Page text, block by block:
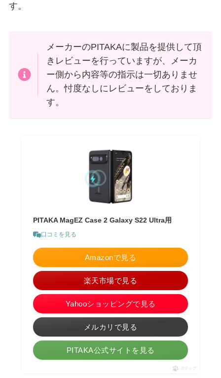
す。
メーカーのPITAKAに製品を提供して頂
きレビューを行っていますが、メーカ
ー側から内容等の指示は一切ありませ
ん。忖度なしにレビューをしておりま
す。
PITAKA MagEZ Case 2 Galaxy S22 Ultra用
口コミを見る
Amazonで見る
楽天市場で見る
Yahooショッピングで見る
メルカリで見る
PITAKA公式サイトを見る
ポチップ